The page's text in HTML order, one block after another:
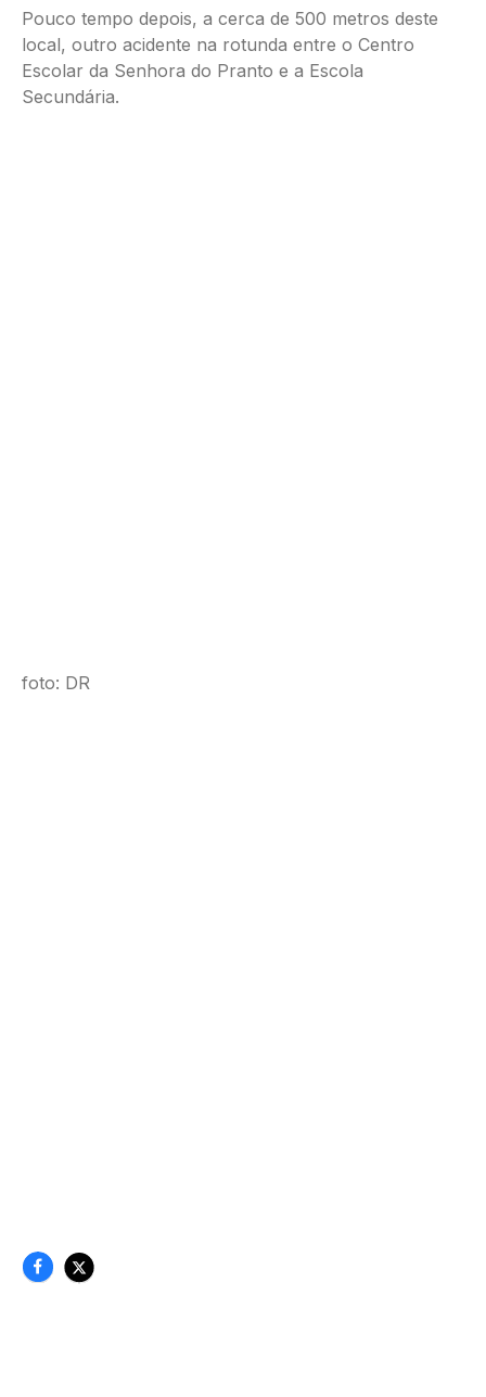
Pouco tempo depois, a cerca de 500 metros deste
local, outro acidente na rotunda entre o Centro
Escolar da Senhora do Pranto e a Escola
Secundária.
foto: DR